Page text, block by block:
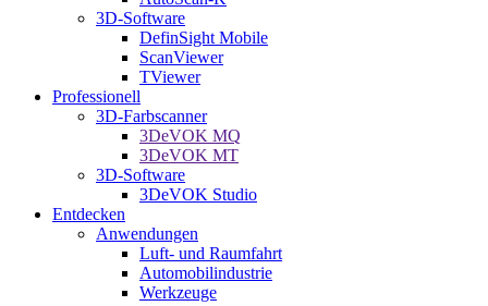
3D-Software
DefinSight Mobile
ScanViewer
TViewer
Professionell
3D-Farbscanner
3DeVOK MQ
3DeVOK MT
3D-Software
3DeVOK Studio
Entdecken
Anwendungen
Luft- und Raumfahrt
Automobilindustrie
Werkzeuge